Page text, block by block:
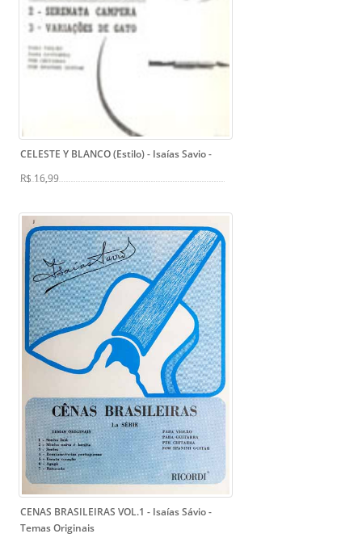
CELESTE Y BLANCO (Estilo) - Isaías Savio-
R$ 16,99
CENAS BRASILEIRAS VOL.1 - Isaías Sávio-
Temas Originais